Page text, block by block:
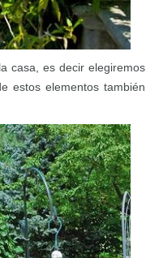
casa, es decir elegiremos
estos elementos también